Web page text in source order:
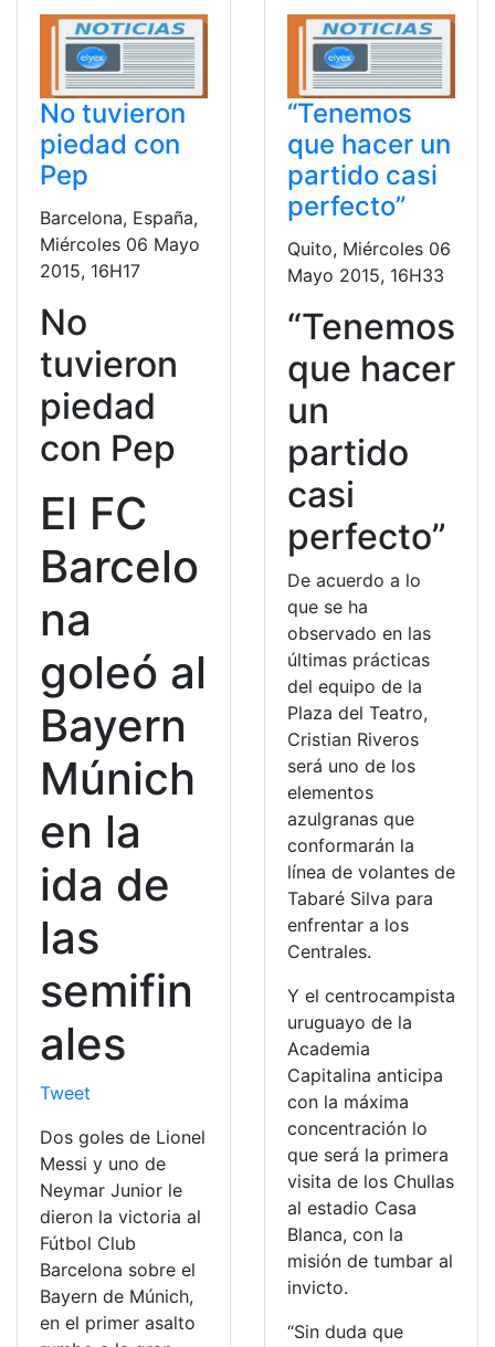
No tuvieron
piedad con
Pep
Barcelona, España,
Miércoles 06 Mayo
2015, 16H17
No
tuvieron
piedad
con Pep
El FC
Barcelo
na
goleó al
Bayern
Múnich
en la
ida de
las
semifin
ales
Tweet
Dos goles de Lionel
Messi y uno de
Neymar Junior le
dieron la victoria al
Fútbol Club
Barcelona sobre el
Bayern de Múnich,
en el primer asalto
“Tenemos
que hacer un
partido casi
perfecto”
Quito, Miércoles 06
Mayo 2015, 16H33
“Tenemos
que hacer
un
partido
casi
perfecto”
De acuerdo a lo
que se ha
observado en las
últimas prácticas
del equipo de la
Plaza del Teatro,
Cristian Riveros
será uno de los
elementos
azulgranas que
conformarán la
línea de volantes de
Tabaré Silva para
enfrentar a los
Centrales.
Y el centrocampista
uruguayo de la
Academia
Capitalina anticipa
con la máxima
concentración lo
que será la primera
visita de los Chullas
al estadio Casa
Blanca, con la
misión de tumbar al
invicto.
“Sin duda que